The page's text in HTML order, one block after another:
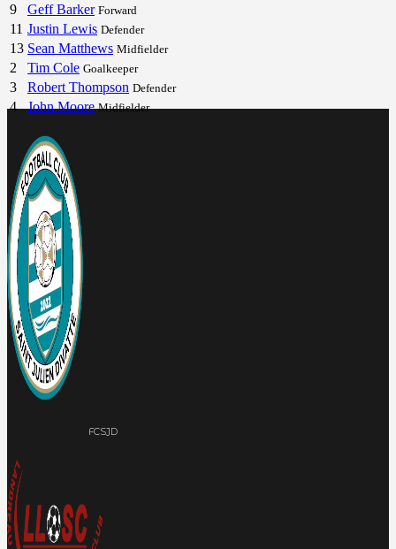
9 Geff Barker Forward
11 Justin Lewis Defender
13 Sean Matthews Midfielder
2 Tim Cole Goalkeeper
3 Robert Thompson Defender
4 John Moore Midfielder
FCSJD